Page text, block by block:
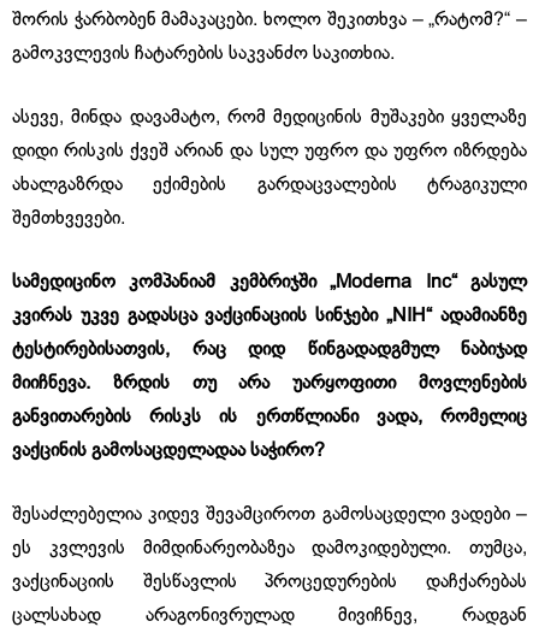
შორის ჭარბობენ მამაკაცები. ხოლო შეკითხვა – „რატომ?“ –
გამოკვლევის ჩატარების საკვანძო საკითხია.
ასევე, მინდა დავამატო, რომ მედიცინის მუშაკები ყველაზე
დიდი რისკის ქვეშ არიან და სულ უფრო და უფრო იზრდება
ახალგაზრდა ექიმების გარდაცვალების ტრაგიკული
შემთხვევები.
სამედიცინო კომპანიამ კემბრიჯში „Moderna Inc“ გასულ
კვირას უკვე გადასცა ვაქცინაციის სინჯები „NIH“ ადამიანზე
ტესტირებისათვის, რაც დიდ წინგადადგმულ ნაბიჯად
მიიჩნევა. ზრდის თუ არა უარყოფითი მოვლენების
განვითარების რისკს ის ერთწლიანი ვადა, რომელიც
ვაქცინის გამოსაცდელადაა საჭირო?
შესაძლებელია კიდევ შევამციროთ გამოსაცდელი ვადები –
ეს კვლევის მიმდინარეობაზეა დამოკიდებული. თუმცა,
ვაქცინაციის შესწავლის პროცედურების დაჩქარებას
ცალსახად არაგონივრულად მივიჩნევ, რადგან